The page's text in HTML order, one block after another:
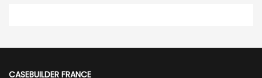
CASEBUILDER FRANCE